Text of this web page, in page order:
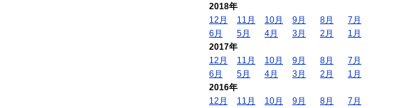
2018年
12月
11月 10月 9月 8月
7月
6月
5月 4月 3月 2月
1月
2017年
12月
11月 10月 9月 8月
7月
6月
5月 4月 3月 2月
1月
2016年
12月
11月 10月 9月 8月
7月